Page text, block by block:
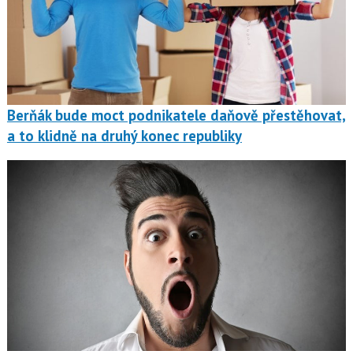
Berňák bude moct podnikatele daňově přestěhovat,
a to klidně na druhý konec republiky